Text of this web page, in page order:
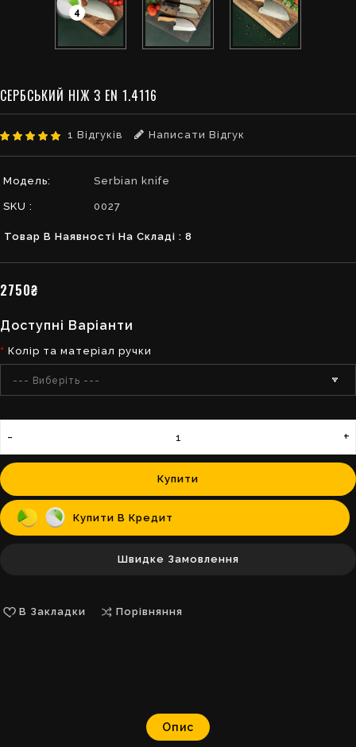
4
СЕРБСЬКИЙ НІЖ З EN 1.4116
1 Відгуків Написати Відгук
Модель: Serbian knife
SKU : 0027
Товар В Наявності На Складі : 8
2750₴
Доступні Варіанти
Колір та матеріал ручки
--- Виберіть ---
Купити
Купити В Кредит
Швидке Замовлення
В Закладки Порівняння
Опис